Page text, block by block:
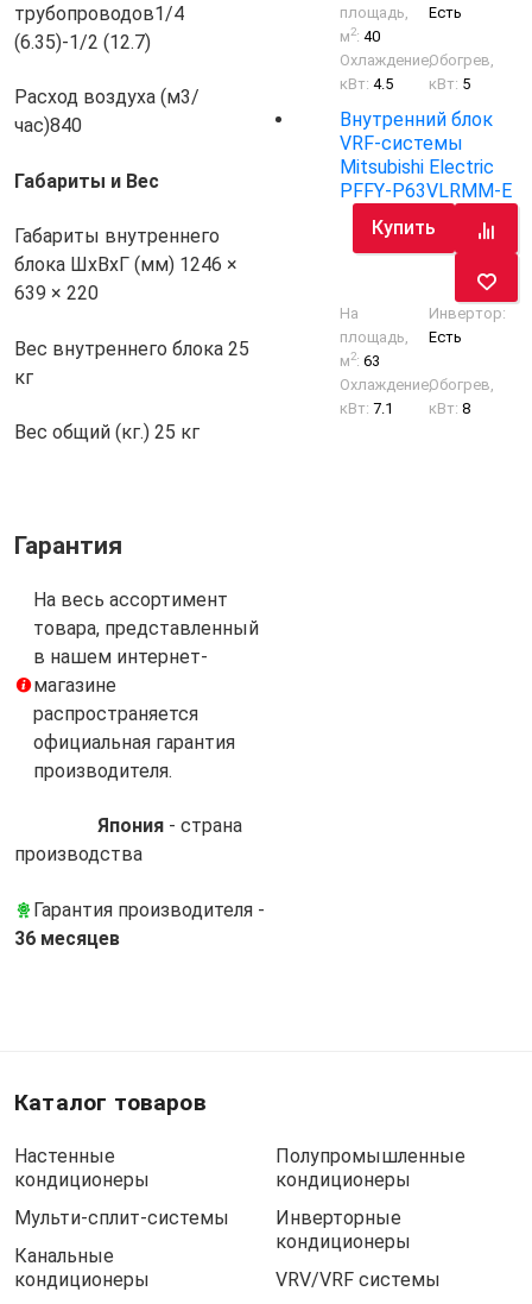
трубопроводов1/4
(6.35)-1/2 (12.7)
Расход воздуха (м3/
час)840
Габариты и Вес
Габариты внутреннего
блока ШхВхГ (мм) 1246 ×
639 × 220
Вес внутреннего блока 25
кг
Вес общий (кг.) 25 кг
Гарантия
На весь ассортимент
товара, представленный
в нашем интернет-
магазине
распространяется
официальная гарантия
производителя.
Япония - cтрана
производства
Гарантия производителя -
36 месяцев
площадь,
м2:40
Есть
Охлаждение,
кВт:4.5
Обогрев,
кВт: 5
Внутренний блок
VRF-системы
Mitsubishi Electric
PFFY-P63VLRMM-E
Купить
На
площадь,
м2:63
Инвертор:
Есть
Охлаждение,
кВт:7.1
Обогрев,
кВт:8
Каталог товаров
Настенные
кондиционеры
Мульти-сплит-системы
Канальные
кондиционеры
Полупромышленные
кондиционеры
Инверторные
кондиционеры
VRV/VRF системы